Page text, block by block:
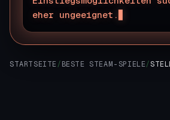
eher ungeeignet.
STARTSEITE / BESTE STEAM-SPIELE/